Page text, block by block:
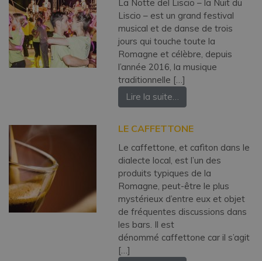
La Notte del Liscio – la Nuit du
Liscio – est un grand festival
musical et de danse de trois
jours qui touche toute la
Romagne et célèbre, depuis
l’année 2016, la musique
traditionnelle […]
Lire la suite…
LE CAFFETTONE
Le caffettone, et cafìton dans le
dialecte local, est l’un des
produits typiques de la
Romagne, peut-être le plus
mystérieux d’entre eux et objet
de fréquentes discussions dans
les bars. Il est
dénommé caffettone car il s’agit
[…]